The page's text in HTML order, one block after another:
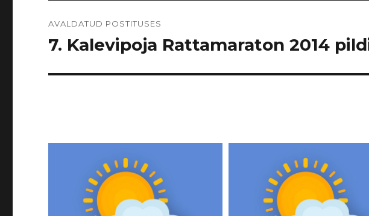
AVALDATUD POSTITUSES
7. Kalevipoja Rattamaraton 2014